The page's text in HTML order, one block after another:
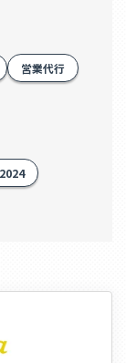
営業代行